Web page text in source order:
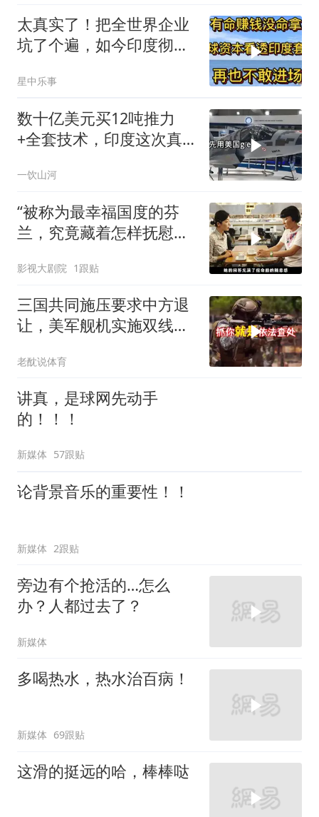
太真实了！把全世界企业
坑了个遍，如今印度彻底
星中乐事
数十亿美元买12吨推力
+全套技术，印度这次真
一饮山河
“被称为最幸福国度的芬
兰，究竟藏着怎样抚慰人
影视大剧院 1跟贴
三国共同施压要求中方退
让，美军舰机实施双线抵
轰-6K已挂弹
老酖说体育
讲真，是球网先动手
的！！！
新媒体 57跟贴
论背景音乐的重要性！！
新媒体 2跟贴
旁边有个抢活的…怎么
办？人都过去了？
新媒体
多喝热水，热水治百病！
新媒体 69跟贴
这滑的挺远的哈，棒棒哒